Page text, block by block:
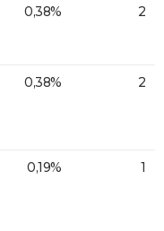
0,38% 2
0,38% 2
0,19% 1